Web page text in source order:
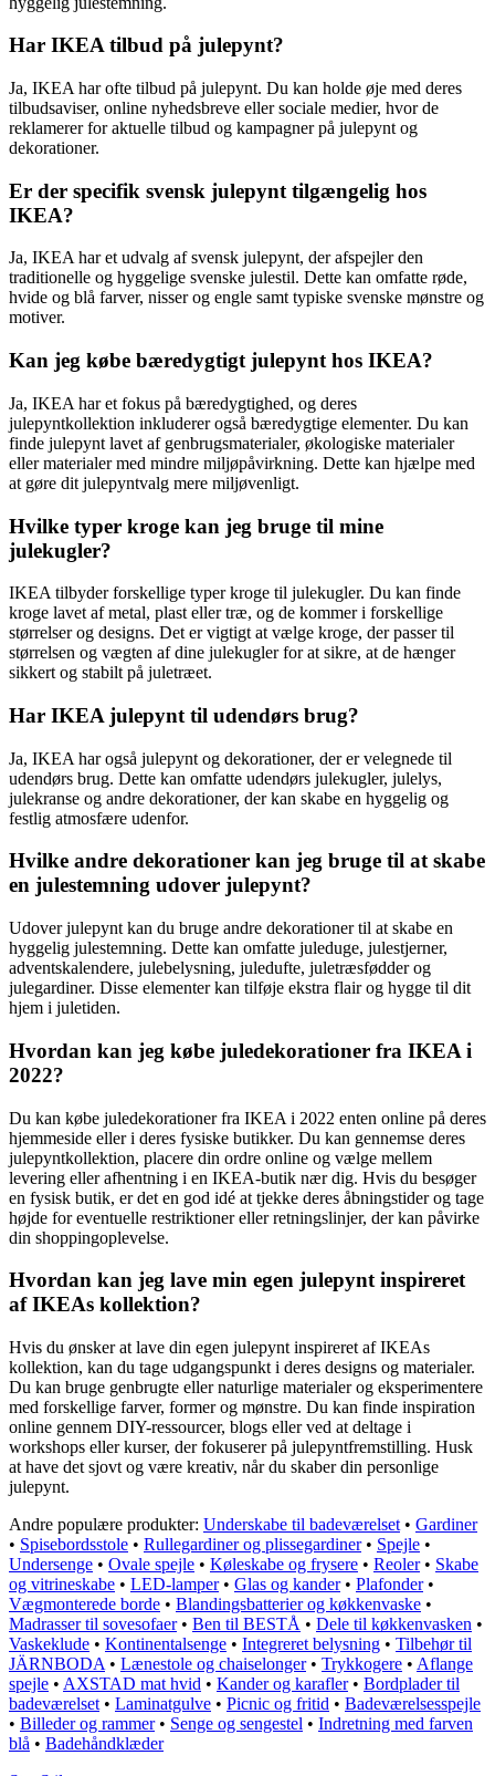
Har IKEA tilbud på julepynt?
Ja, IKEA har ofte tilbud på julepynt. Du kan holde øje med deres
tilbudsaviser, online nyhedsbreve eller sociale medier, hvor de
reklamerer for aktuelle tilbud og kampagner på julepynt og
dekorationer.
Er der specifik svensk julepynt tilgængelig hos
IKEA?
Ja, IKEA har et udvalg af svensk julepynt, der afspejler den
traditionelle og hyggelige svenske julestil. Dette kan omfatte røde,
hvide og blå farver, nisser og engle samt typiske svenske mønstre og
motiver.
Kan jeg købe bæredygtigt julepynt hos IKEA?
Ja, IKEA har et fokus på bæredygtighed, og deres
julepyntkollektion inkluderer også bæredygtige elementer. Du kan
finde julepynt lavet af genbrugsmaterialer, økologiske materialer
eller materialer med mindre miljøpåvirkning. Dette kan hjælpe med
at gøre dit julepyntvalg mere miljøvenligt.
Hvilke typer kroge kan jeg bruge til mine
julekugler?
IKEA tilbyder forskellige typer kroge til julekugler. Du kan finde
kroge lavet af metal, plast eller træ, og de kommer i forskellige
størrelser og designs. Det er vigtigt at vælge kroge, der passer til
størrelsen og vægten af dine julekugler for at sikre, at de hænger
sikkert og stabilt på juletræet.
Har IKEA julepynt til udendørs brug?
Ja, IKEA har også julepynt og dekorationer, der er velegnede til
udendørs brug. Dette kan omfatte udendørs julekugler, julelys,
julekranse og andre dekorationer, der kan skabe en hyggelig og
festlig atmosfære udenfor.
Hvilke andre dekorationer kan jeg bruge til at skabe
en julestemning udover julepynt?
Udover julepynt kan du bruge andre dekorationer til at skabe en
hyggelig julestemning. Dette kan omfatte juleduge, julestjerner,
adventskalendere, julebelysning, juledufte, juletræsfødder og
julegardiner. Disse elementer kan tilføje ekstra flair og hygge til dit
hjem i juletiden.
Hvordan kan jeg købe juledekorationer fra IKEA i
2022?
Du kan købe juledekorationer fra IKEA i 2022 enten online på deres
hjemmeside eller i deres fysiske butikker. Du kan gennemse deres
julepyntkollektion, placere din ordre online og vælge mellem
levering eller afhentning i en IKEA-butik nær dig. Hvis du besøger
en fysisk butik, er det en god idé at tjekke deres åbningstider og tage
højde for eventuelle restriktioner eller retningslinjer, der kan påvirke
din shoppingoplevelse.
Hvordan kan jeg lave min egen julepynt inspireret
af IKEAs kollektion?
Hvis du ønsker at lave din egen julepynt inspireret af IKEAs
kollektion, kan du tage udgangspunkt i deres designs og materialer.
Du kan bruge genbrugte eller naturlige materialer og eksperimentere
med forskellige farver, former og mønstre. Du kan finde inspiration
online gennem DIY-ressourcer, blogs eller ved at deltage i
workshops eller kurser, der fokuserer på julepyntfremstilling. Husk
at have det sjovt og være kreativ, når du skaber din personlige
julepynt.
Andre populære produkter: Underskabe til badeværelset • Gardiner
• Spisebordsstole • Rullegardiner og plissegardiner• Spejle •
Undersenge • Ovale spejle • Køleskabe og frysere • Reoler• Skabe
og vitrineskabe • LED-lamper• Glas og kander• Plafonder•
Vægmonterede borde • Blandingsbatterier og køkkenvaske •
Madrasser til sovesofaer• Ben til BESTÅ • Dele til køkkenvasken •
Vaskeklude • Kontinentalsenge • Integreret belysning • Tilbehør til
JÄRNBODA • Lænestole og chaiselonger• Trykkogere • Aflange
spejle • AXSTAD mat hvid • Kander og karafler• Bordplader til
badeværelset • Laminatgulve • Picnic og fritid • Badeværelsesspejle
• Billeder og rammer• Senge og sengestel • Indretning med farven
blå • Badehåndklæder